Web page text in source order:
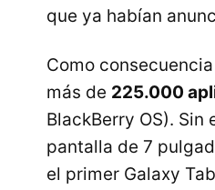
que ya habían
Como
más de 225.000
BlackBerry OS).
pantalla de 7
el primer Galaxy